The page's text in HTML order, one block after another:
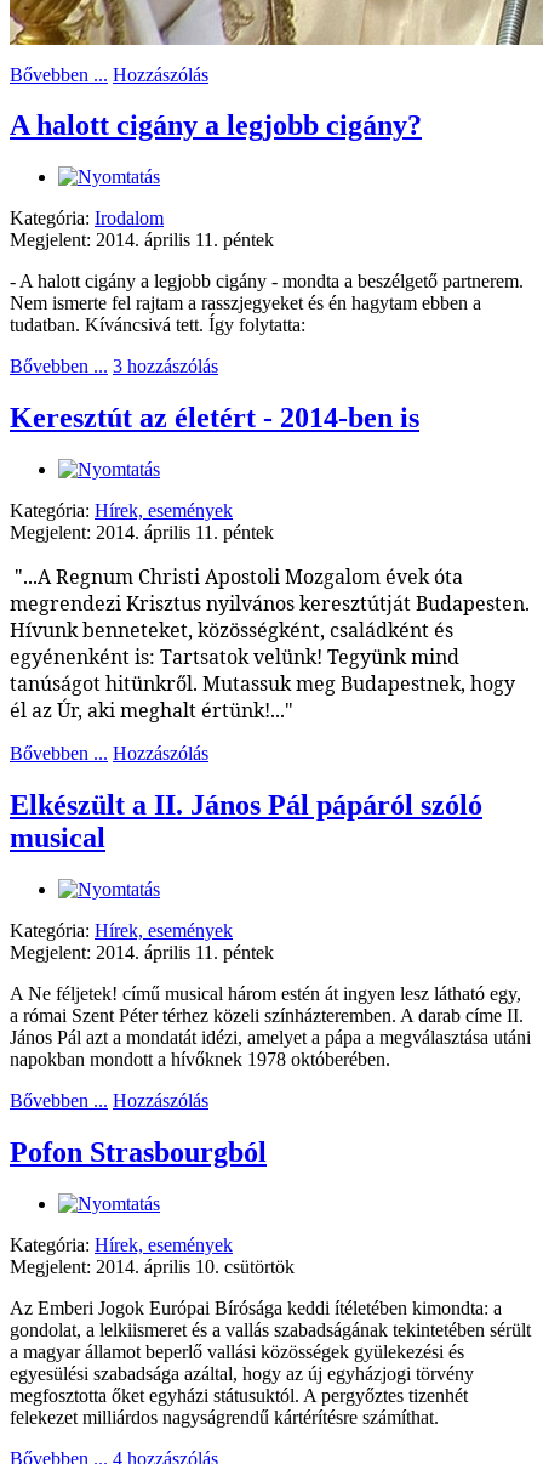
Bővebben ... Hozzászólás
A halott cigány a legjobb cigány?
Kategória: Irodalom
Megjelent: 2014. április 11. péntek
- A halott cigány a legjobb cigány - mondta a beszélgető partnerem.
Nem ismerte fel rajtam a rasszjegyeket és én hagytam ebben a
tudatban. Kíváncsivá tett. Így folytatta:
Bővebben ... 3 hozzászólás
Keresztút az életért - 2014-ben is
Kategória: Hírek, események
Megjelent: 2014. április 11. péntek
"...A Regnum Christi Apostoli Mozgalom évek óta
megrendezi Krisztus nyilvános keresztútját Budapesten.
Hívunk benneteket, közösségként, családként és
egyénenként is: Tartsatok velünk! Tegyünk mind
tanúságot hitünkről. Mutassuk meg Budapestnek, hogy
él az Úr, aki meghalt értünk!..."
Bővebben ... Hozzászólás
Elkészült a II. János Pál pápáról szóló
musical
Kategória: Hírek, események
Megjelent: 2014. április 11. péntek
A Ne féljetek! című musical három estén át ingyen lesz látható egy,
a római Szent Péter térhez közeli színházteremben. A darab címe II.
János Pál azt a mondatát idézi, amelyet a pápa a megválasztása utáni
napokban mondott a hívőknek 1978 októberében.
Bővebben ... Hozzászólás
Pofon Strasbourgból
Kategória: Hírek, események
Megjelent: 2014. április 10. csütörtök
Az Emberi Jogok Európai Bírósága keddi ítéletében kimondta: a
gondolat, a lelkiismeret és a vallás szabadságának tekintetében sérült
a magyar államot beperlő vallási közösségek gyülekezési és
egyesülési szabadsága azáltal, hogy az új egyházjogi törvény
megfosztotta őket egyházi státusuktól. A pergyőztes tizenhét
felekezet milliárdos nagyságrendű kártérítésre számíthat.
Bővebben ... 4 hozzászólás